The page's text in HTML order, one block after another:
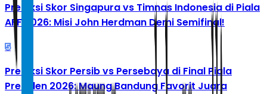
Prediksi Skor Singapura vs Timnas Indonesia di Piala
AFF 2026: Misi John Herdman Demi Semifinal!
5
Prediksi Skor Persib vs Persebaya di Final Piala
Presiden 2026: Maung Bandung Favorit Juara